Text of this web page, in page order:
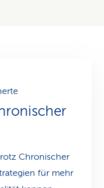
Chronischer
für mehr